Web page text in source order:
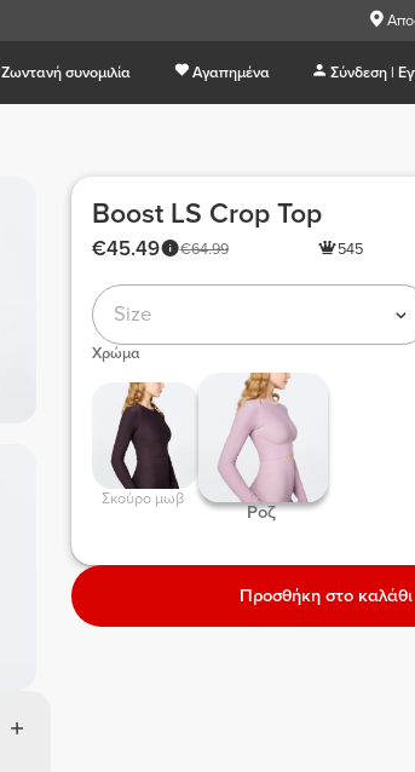
Ζωντανή συνομιλία Αγαπημένα Σύνδεση |
Boost LS Crop Top
€64.99
€45.49 545
Size
Χρώμα
Σκούρο μωβ
Ροζ
Προσθήκη στο καλάθι